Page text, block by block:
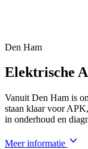
Den Ham
Elektrische
Vanuit Den Ham is
staan klaar voor
in onderhoud en
Meer informatie